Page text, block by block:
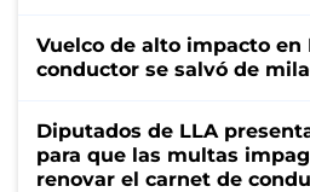
Vuelco de alto impacto en
conductor se salvó de
Diputados de LLA
para que las multas
renovar el carnet de